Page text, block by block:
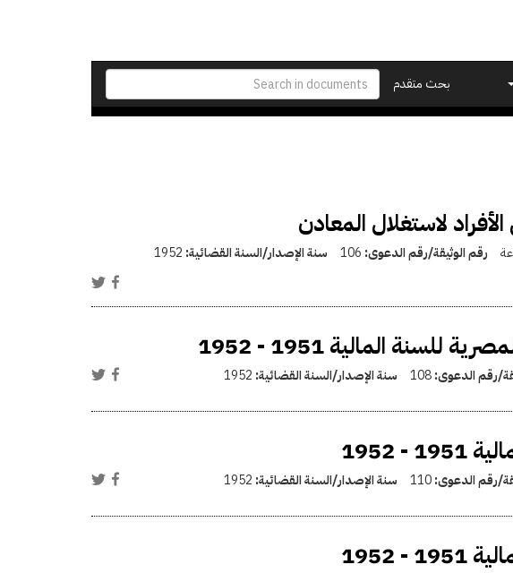
بحث متقدم
لاستغلال المعادن
رقم الوثيقة/رقم الدعوى: 106 سنة الإصدار/السنة القضائية: 1952
للسنة المالية 1951 - 1952
رقم الدعوى:108 سنة الإصدار/السنة القضائية: 1952
- 1952
رقم الدعوى:110 سنة الإصدار/السنة القضائية: 1952
- 1952